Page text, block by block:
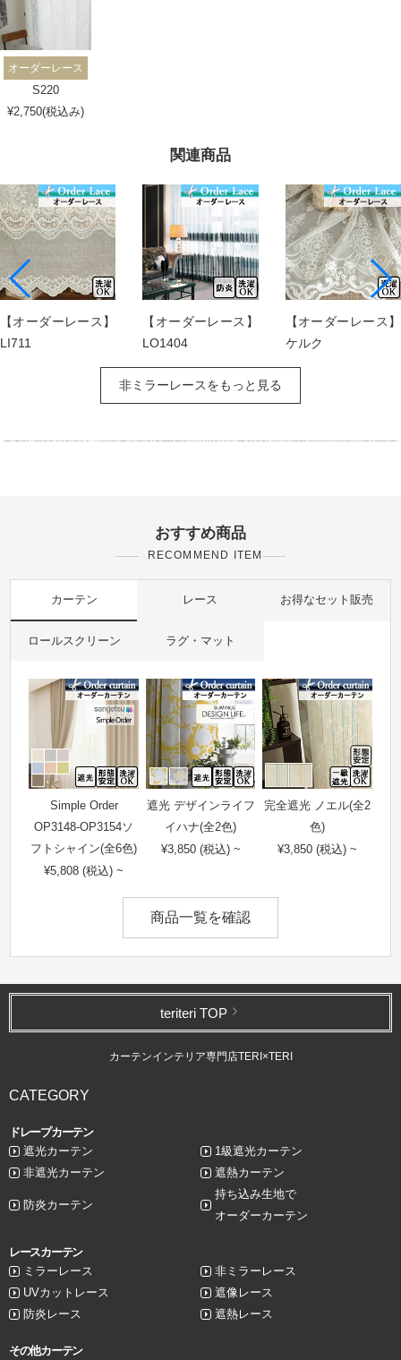
関連商品
【オーダーレース】
LI711
【オーダーレース】
LO1404
【オーダーレース】
ケルク
非ミラーレースをもっと見る
オーダーレース
S220
¥2,750(税込み)
おすすめ商品
RECOMMEND ITEM
カーテン レース お得なセット販売
ロールスクリーン ラグ・マット
Simple Order
OP3148-OP3154ソ
フトシャイン(全6色)
¥5,808 (税込) ~
遮光 デザインライフ
イハナ(全2色)
¥3,850 (税込) ~
完全遮光 ノエル(全2
色)
¥3,850 (税込) ~
商品一覧を確認
teriteri TOP
カーテンインテリア専門店TERI×TERI
CATEGORY
ドレープカーテン
遮光カーテン
1級遮光カーテン
非遮光カーテン
遮熱カーテン
防炎カーテン
持ち込み生地で
オーダーカーテン
レースカーテン
ミラーレース
非ミラーレース
UVカットレース
遮像レース
防炎レース
遮熱レース
その他カーテン